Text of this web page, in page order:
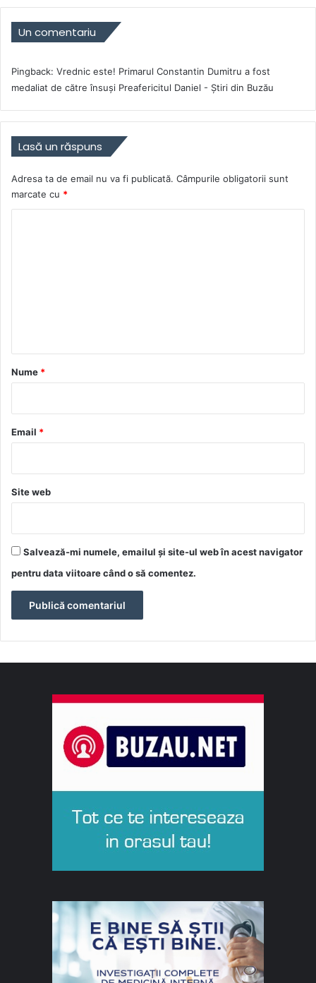
Un comentariu
Pingback: Vrednic este! Primarul Constantin Dumitru a fost
medaliat de către însuși Preafericitul Daniel - Știri din Buzău
Lasă un răspuns
Adresa ta de email nu va fi publicată. Câmpurile obligatorii sunt
marcate cu *
r
*
Nume *
Email *
Site web
Salvează-mi numele, emailul și site-ul web în acest navigator
pentru data viitoare când o să comentez.